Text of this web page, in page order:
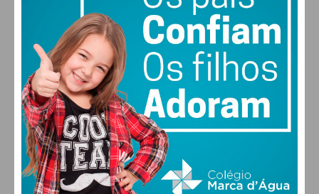
30°
scattered clouds
47% humidade
vento: 5m/s O
MAX 30 • MIN 29
29°
SEX
27°
SÁB
28° 29